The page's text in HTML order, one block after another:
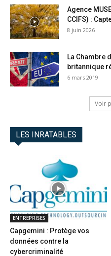
Agence
CCIFS) :
8 juin 2026
La Chambre
britannique
6 mars 2019
Voir
LES INRATABLES
ENTREPRISES
Capgemini : Protège vos
données contre la
cybercriminalité